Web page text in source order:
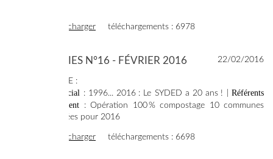
télécharger téléchargements : 6978
22/02/2016
SYNERGIES N°16 - FÉVRIER 2016
SOMMAIRE :
Dossier spécial : 1996... 2016 : Le SYDED a 20 ans ! |Référents
environnement : Opération 100 % compostage 10 communes
sélectionnées pour 2016
télécharger téléchargements : 6698